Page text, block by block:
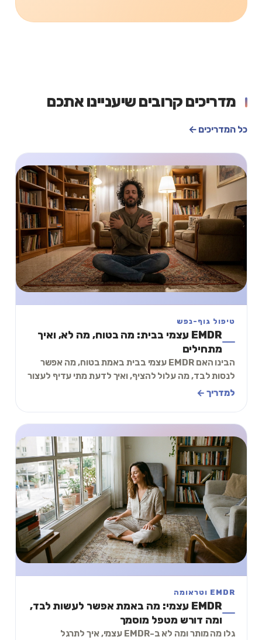
מדריכים קרובים שיעניינו אתכם
כל המדריכים ←
טיפול גוף-נפש
EMDR עצמי בבית: מה בטוח, מה לא, ואיך
מתחילים
הבינו האם EMDR עצמי בבית באמת בטוח, מה אפשר
לנסות לבד, מה עלול להציף, ואיך לדעת מתי עדיף לעצור
ולפנות למטפל מוסמך לפני שמעמיסים יותר מדי.
למדריך ←
EMDR וטראומה
EMDR עצמי: מה באמת אפשר לעשות לבד,
ומה דורש מטפל מוסמך
גלו מה מותר ומה לא ב-EMDR עצמי, איך לתרגל